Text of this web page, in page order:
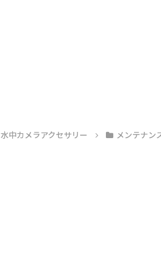
水中カメラアクセサリー メンテナン